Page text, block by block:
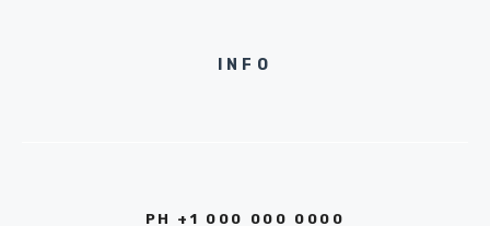
INFO
PH +1 000 000 0000